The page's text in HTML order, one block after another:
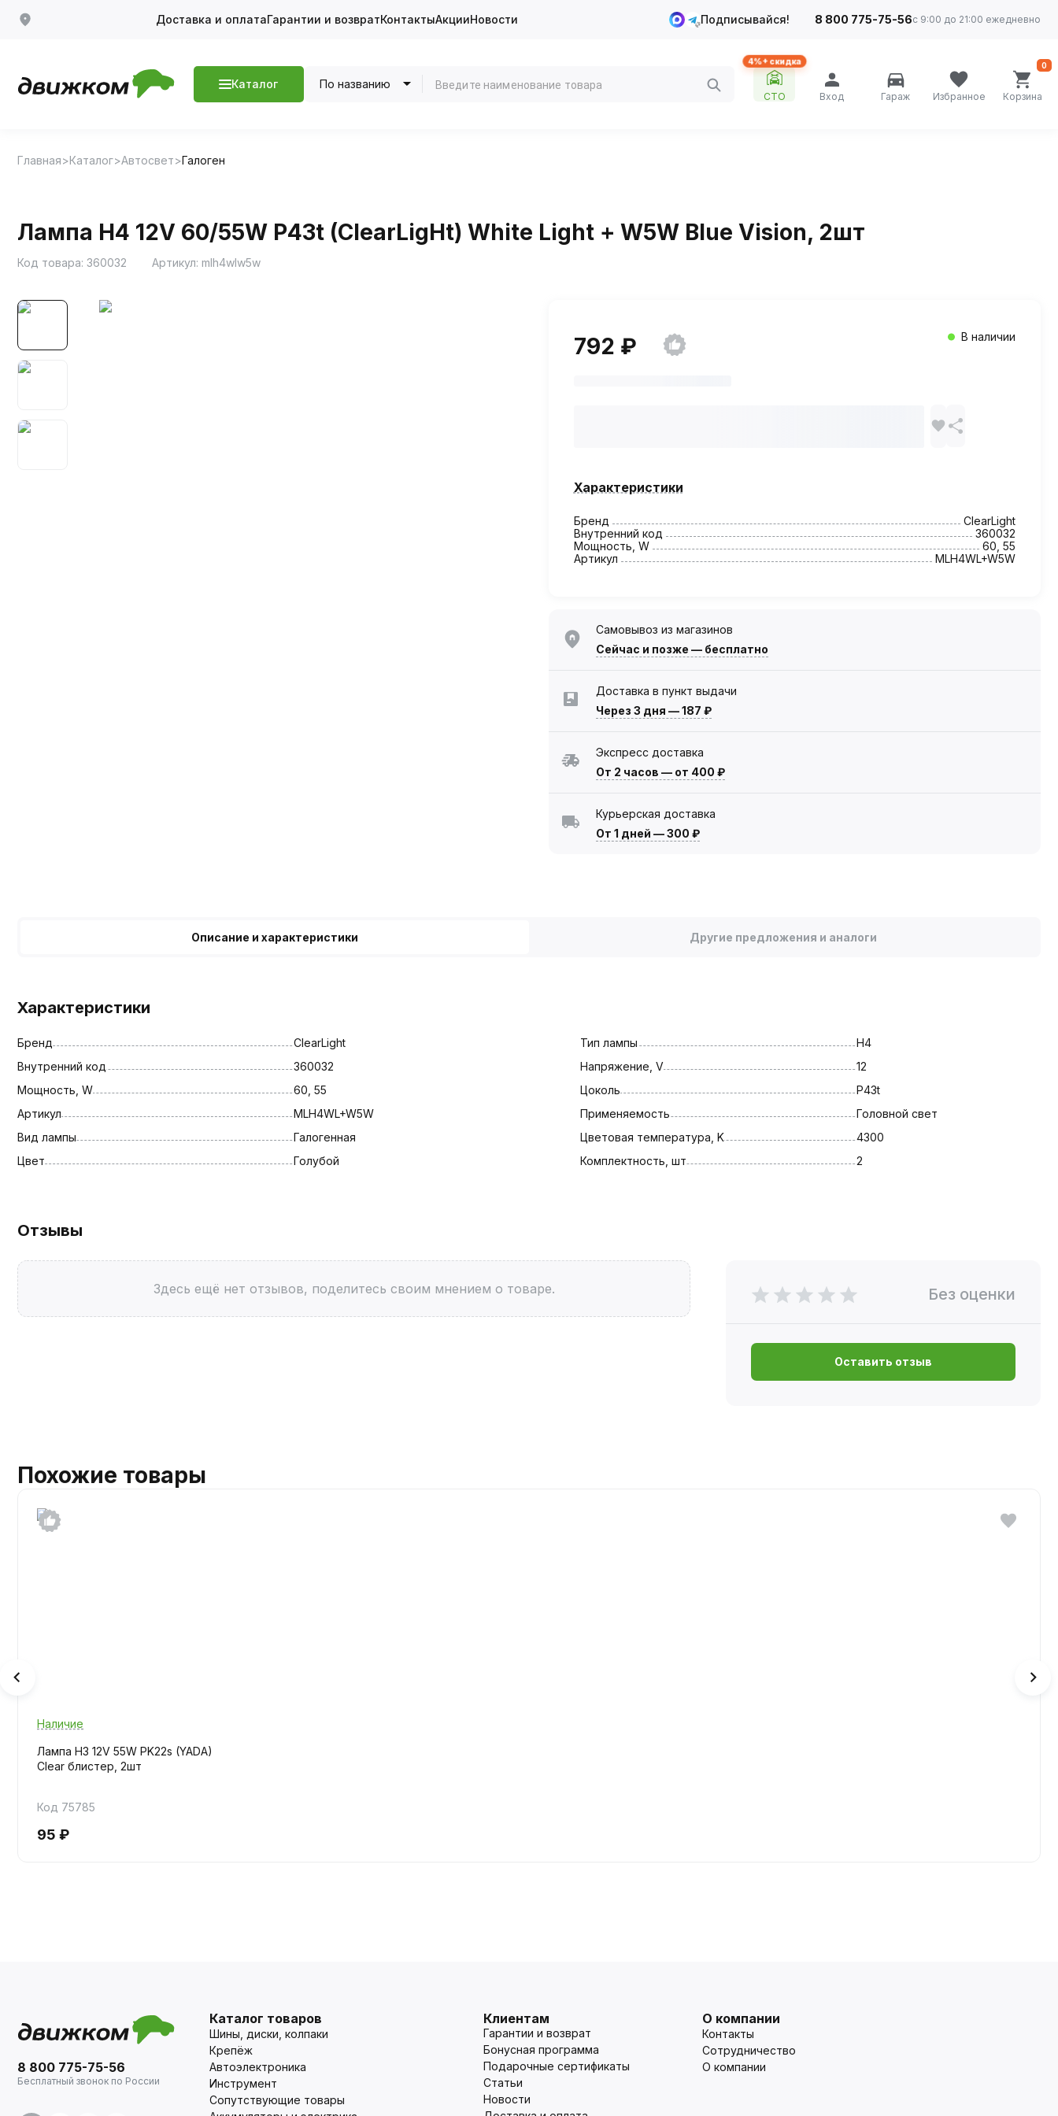
Доставка и оплатаГарантии и возвратКонтактыАкцииНовости Подписывайся! 8 800 775-75-56с 9:00 до 21:00 ежедневно
Каталог По названию
4%+ скидка
СТО Вход Гараж Избранное Корзина
0
Главная Каталог Автосвет Галоген
Лампа H4 12V 60/55W P43t (ClearLigНt) White Light + W5W Blue Vision, 2шт
Код товара: 360032 Артикул: mlh4wlw5w
792 ₽ В наличии
Характеристики
Бренд
ClearLight
Внутренний код
360032
Мощность, W
60, 55
Артикул
MLH4WL+W5W
Самовывоз из магазинов
Сейчас и позже — бесплатно
Доставка в пункт выдачи
Через 3 дня —187 ₽
Экспресс доставка
От 2 часов — от 400 ₽
Курьерская доставка
От 1 дней —300 ₽
Описание и характеристики Другие предложения и аналоги
Характеристики
Бренд
ClearLight
Внутренний код
360032
Мощность, W
60, 55
Артикул
MLH4WL+W5W
Вид лампы
Галогенная
Цвет
Голубой
Тип лампы
H4
Напряжение, V
12
Цоколь
P43t
Применяемость
Головной свет
Цветовая температура, K
4300
Комплектность, шт
2
Отзывы
Здесь ещё нет отзывов, поделитесь своим мнением о товаре. Без оценки
Оставить отзыв
Похожие товары
Наличие
Лампа H3 12V 55W PK22s (YADA)
Clear блистер, 2шт
Код 75785
95 ₽
8 800 775-75-56
Бесплатный звонок по России
Каталог товаров
Шины, диски, колпаки
Крепёж
Автоэлектроника
Инструмент
Сопутствующие товары
Клиентам
Гарантии и возврат
Бонусная программа
Подарочные сертификаты
Статьи
Новости
О компании
Контакты
Сотрудничество
О компании